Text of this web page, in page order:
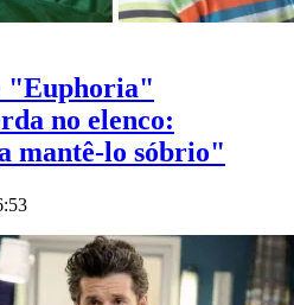
"Euphoria"
no elenco:
mantê-lo sóbrio"